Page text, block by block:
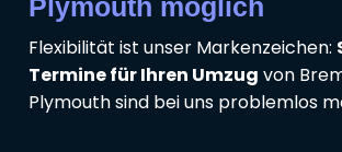
Plymouth möglich
Flexibilität ist unser Markenzeichen:
Termine für Ihren Umzug von
Plymouth sind bei uns problemlos